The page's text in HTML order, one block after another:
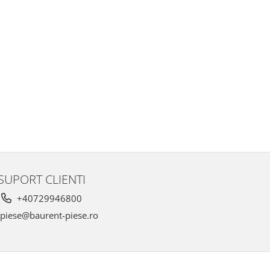
CLIENTI
+40729946800
piese.ro